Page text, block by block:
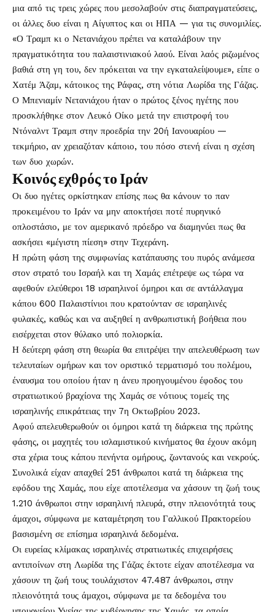
μια από τις τρεις χώρες που μεσολαβούν στις διαπραγματεύσεις,
οι άλλες δυο είναι η Αίγυπτος και οι ΗΠΑ — για τις συνομιλίες.
«Ο Τραμπ κι ο Νετανιάχου πρέπει να καταλάβουν την
πραγματικότητα του παλαιστινιακού λαού. Είναι λαός ριζωμένος
βαθιά στη γη του, δεν πρόκειται να την εγκαταλείψουμε», είπε ο
Χατέμ Άζαμ, κάτοικος της Ράφας, στη νότια Λωρίδα της Γάζας.
Ο Μπενιαμίν Νετανιάχου ήταν ο πρώτος ξένος ηγέτης που
προσκλήθηκε στον Λευκό Οίκο μετά την επιστροφή του
Ντόναλντ Τραμπ στην προεδρία την 20ή Ιανουαρίου —
τεκμήριο, αν χρειαζόταν κάποιο, του πόσο στενή είναι η σχέση
των δυο χωρών.
Κοινός εχθρός το Ιράν
Οι δυο ηγέτες ορκίστηκαν επίσης πως θα κάνουν το παν
προκειμένου το Ιράν να μην αποκτήσει ποτέ πυρηνικό
οπλοστάσιο, με τον αμερικανό πρόεδρο να διαμηνύει πως θα
ασκήσει «μέγιστη πίεση» στην Τεχεράνη.
Η πρώτη φάση της συμφωνίας κατάπαυσης του πυρός ανάμεσα
στον στρατό του Ισραήλ και τη Χαμάς επέτρεψε ως τώρα να
αφεθούν ελεύθεροι 18 ισραηλινοί όμηροι και σε αντάλλαγμα
κάπου 600 Παλαιστίνιοι που κρατούνταν σε ισραηλινές
φυλακές, καθώς και να αυξηθεί η ανθρωπιστική βοήθεια που
εισέρχεται στον θύλακο υπό πολιορκία.
Η δεύτερη φάση στη θεωρία θα επιτρέψει την απελευθέρωση των
τελευταίων ομήρων και τον οριστικό τερματισμό του πολέμου,
έναυσμα του οποίου ήταν η άνευ προηγουμένου έφοδος του
στρατιωτικού βραχίονα της Χαμάς σε νότιους τομείς της
ισραηλινής επικράτειας την 7η Οκτωβρίου 2023.
Αφού απελευθερωθούν οι όμηροι κατά τη διάρκεια της πρώτης
φάσης, οι μαχητές του ισλαμιστικού κινήματος θα έχουν ακόμη
στα χέρια τους κάπου πενήντα ομήρους, ζωντανούς και νεκρούς.
Συνολικά είχαν απαχθεί 251 άνθρωποι κατά τη διάρκεια της
εφόδου της Χαμάς, που είχε αποτέλεσμα να χάσουν τη ζωή τους
1.210 άνθρωποι στην ισραηλινή πλευρά, στην πλειονότητά τους
άμαχοι, σύμφωνα με καταμέτρηση του Γαλλικού Πρακτορείου
βασισμένη σε επίσημα ισραηλινά δεδομένα.
Οι ευρείας κλίμακας ισραηλινές στρατιωτικές επιχειρήσεις
αντιποίνων στη Λωρίδα της Γάζας έκτοτε είχαν αποτέλεσμα να
χάσουν τη ζωή τους τουλάχιστον 47.487 άνθρωποι, στην
πλειονότητά τους άμαχοι, σύμφωνα με τα δεδομένα του